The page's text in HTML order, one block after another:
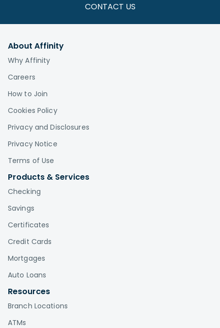
CONTACT US
About Affinity
Why Affinity
Careers
How to Join
Cookies Policy
Privacy and Disclosures
Privacy Notice
Terms of Use
Products & Services
Checking
Savings
Certificates
Credit Cards
Mortgages
Auto Loans
Resources
Branch Locations
ATMs